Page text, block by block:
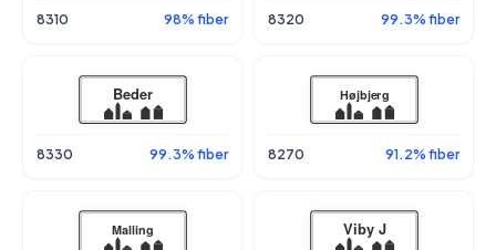
8310 98% fiber 8320 99.3% fiber
8330 99.3% fiber 8270 91.2% fiber